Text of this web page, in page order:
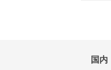
国内